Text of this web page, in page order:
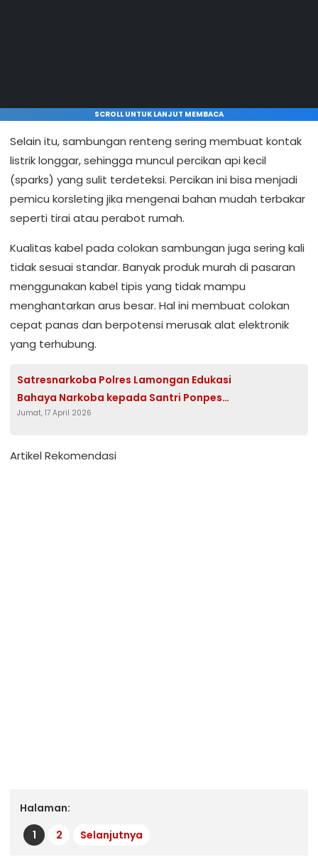
SCROLL UNTUK LANJUT MEMBACA
Selain itu, sambungan renteng sering membuat kontak
listrik longgar, sehingga muncul percikan api kecil
(sparks) yang sulit terdeteksi. Percikan ini bisa menjadi
pemicu korsleting jika mengenai bahan mudah terbakar
seperti tirai atau perabot rumah.
Kualitas kabel pada colokan sambungan juga sering kali
tidak sesuai standar. Banyak produk murah di pasaran
menggunakan kabel tipis yang tidak mampu
menghantarkan arus besar. Hal ini membuat colokan
cepat panas dan berpotensi merusak alat elektronik
yang terhubung.
Satresnarkoba Polres Lamongan Edukasi
Bahaya Narkoba kepada Santri Ponpes
Modern Muhammadiyah Paciran
Jumat, 17 April 2026
Artikel Rekomendasi
Halaman:
1
2 Selanjutnya